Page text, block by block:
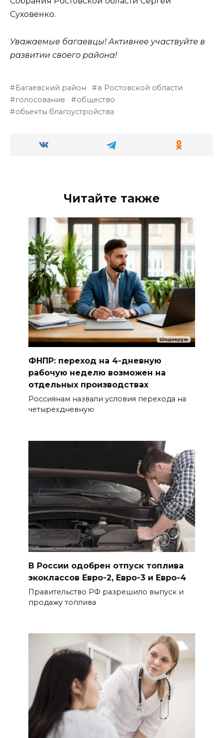
Суховенко.
Уважаемые багаевцы! Активнее участвуйте в
развитии своего района!
Багаевский район
в Ростовской области
голосование
общество
объекты благоустройства
Читайте также
ФНПР: переход на 4-дневную
рабочую неделю возможен на
отдельных производствах
Россиянам назвали условия перехода на
четырехдневную
В России одобрен отпуск топлива
экоклассов Евро-2, Евро-3 и Евро-4
Правительство РФ разрешило выпуск и
продажу топлива